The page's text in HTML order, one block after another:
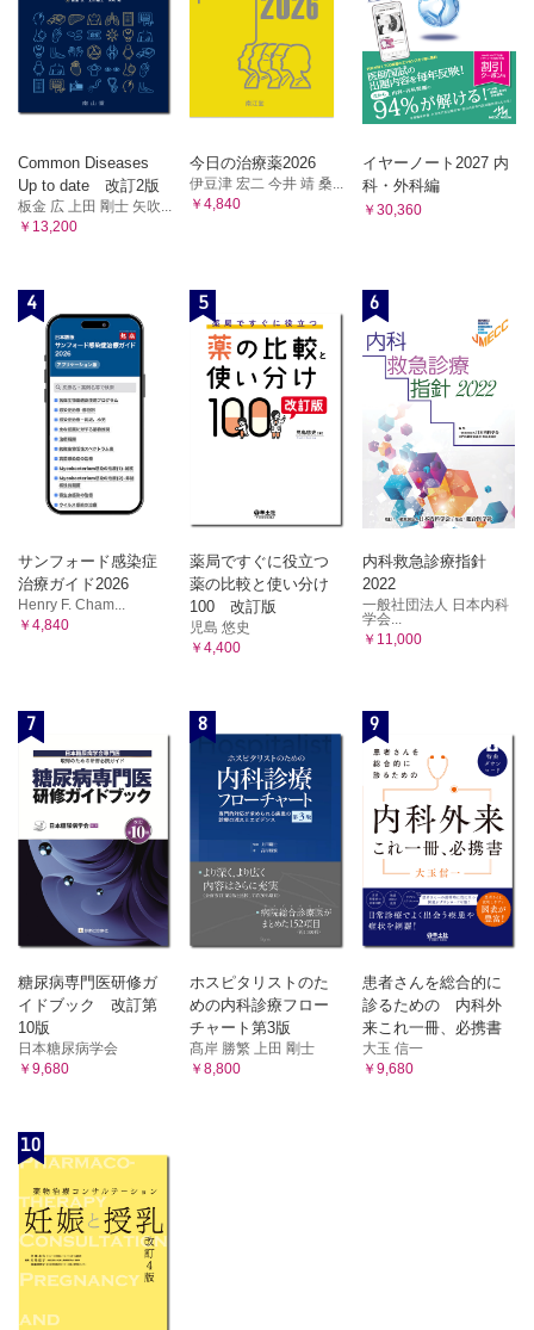
Common Diseases
Up to date 改訂2版
板金 広 上田 剛士 矢吹...
￥13,200
今日の治療薬2026
伊豆津 宏二 今井 靖 桑...
￥4,840
イヤーノート2027 内
科・外科編
￥30,360
4
サンフォード感染症
治療ガイド2026
Henry F. Cham...
￥4,840
5
薬局ですぐに役立つ
薬の比較と使い分け
100 改訂版
児島 悠史
￥4,400
6
内科救急診療指針
2022
一般社団法人 日本内科
学会...
￥11,000
7
糖尿病専門医研修ガ
イドブック 改訂第
10版
日本糖尿病学会
￥9,680
8
ホスピタリストのた
めの内科診療フロー
チャート第3版
髙岸 勝繁 上田 剛士
￥8,800
9
患者さんを総合的に
診るための 内科外
来これ一冊、必携書
大玉 信一
￥9,680
10